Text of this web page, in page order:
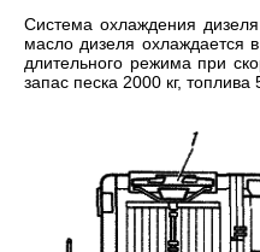
Система охлаждения
масло дизеля охлаждается
длительного режима при
запас песка 2000 кг,